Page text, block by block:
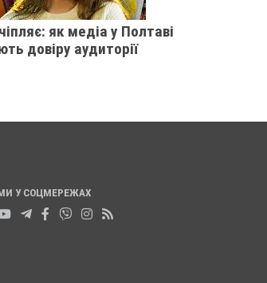
як медіа у Полтаві
довіру аудиторії
У СОЦМЕРЕЖАХ